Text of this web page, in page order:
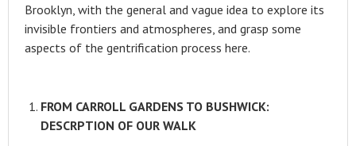
Brooklyn, with the general and vague idea to explore its
invisible frontiers and atmospheres, and grasp some
aspects of the gentrification process here.
FROM CARROLL GARDENS TO BUSHWICK:
DESCRPTION OF OUR WALK